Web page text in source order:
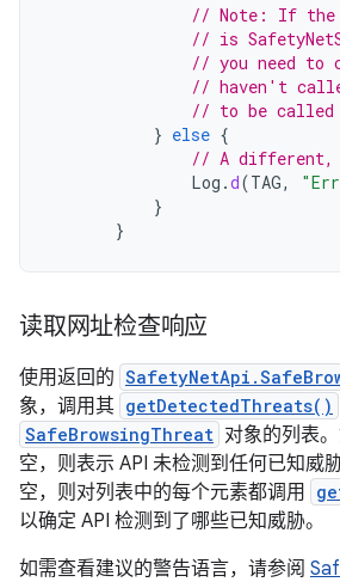
// Note: If the
// is
// you need to
// haven't
// to be called
} else {
// A different,
Log .d(TAG,
}
}
读取网址检查响应
使用返回的
象，调用其 getDetectedThreats()
SafeBrowsingThreat 对象的列表
空，则表示 API 未检测到任何已知威
空，则对列表中的每个元素都调用
以确定 API 检测到了哪些已知威胁。
如需查看建议的警告语言，请参阅